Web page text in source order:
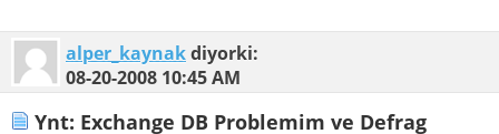
alper_kaynakdiyorki:
08-20-2008 10:45 AM
Ynt: Exchange DB Problemim ve Defrag